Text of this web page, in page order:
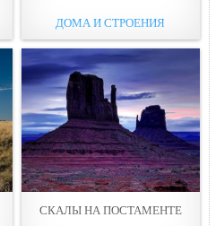
ДОМА И СТРОЕНИЯ
СКAЛЫ НА ПОСТАМЕНТЕ